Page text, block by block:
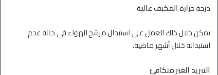
درجة حرارة المكيف عالية
يمكن خلال ذلك العمل على استبدال مرشح الهواء في حالة عدم
استبداله خلال أشهر ماضية.
التبريد الغير متكافئ